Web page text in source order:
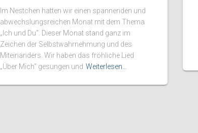
Im Nestchen hatten wir einen spannenden und
abwechslungsreichen Monat mit dem Thema
„Ich und Du“. Dieser Monat stand ganz im
Zeichen der Selbstwahrnehmung und des
Miteinanders. Wir haben das fröhliche Lied
„Über Mich“ gesungen und Weiterlesen…